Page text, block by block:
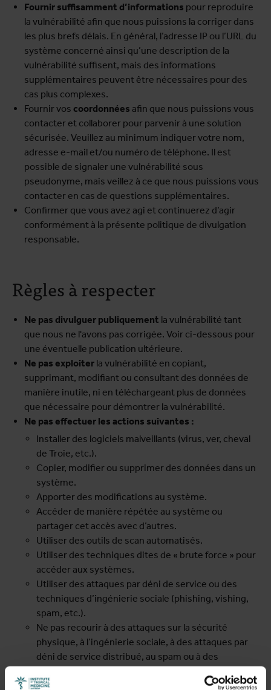
Fournir suffisamment d’informations pour reproduire
la vulnérabilité afin que nous puissions la corriger dans
les plus brefs délais. En général, l’adresse IP ou l’URL du
système concerné ainsi qu’une description de la
vulnérabilité suffisent, mais des informations
supplémentaires peuvent être nécessaires pour des
cas plus complexes.
Fournir vos coordonnées afin que nous puissions vous
contacter et collaborer pour parvenir à une solution
sécurisée. Veuillez au minimum indiquer votre nom,
adresse e-mail et/ou numéro de téléphone. Il est
possible de signaler une vulnérabilité sous
pseudonyme, mais veillez à ce que nous puissions vous
contacter en cas de questions supplémentaires.
Confirmer que vous avez agi et continuerez d’agir
conformément à la présente politique de divulgation
responsable.
Règles à respecter
Ne pas divulguer publiquement la vulnérabilité tant
que nous ne l'avons pas corrigée. Voir ci-dessous pour
une éventuelle publication ultérieure.
Ne pas exploiter la vulnérabilité en copiant,
supprimant, modifiant ou consultant des données de
manière inutile, ni en téléchargeant plus de données
que nécessaire pour démontrer la vulnérabilité.
Ne pas effectuer les actions suivantes :
Installer des logiciels malveillants (virus, ver, cheval
de Troie, etc.).
Copier, modifier ou supprimer des données dans un
système.
Apporter des modifications au système.
Accéder de manière répétée au système ou
partager cet accès avec d’autres.
Utiliser des outils de scan automatisés.
Utiliser des techniques dites de « brute force » pour
accéder aux systèmes.
Utiliser des attaques par déni de service ou des
techniques d’ingénierie sociale (phishing, vishing,
spam, etc.).
Ne pas recourir à des attaques sur la sécurité
physique, à l’ingénierie sociale, à des attaques par
déni de service distribué, au spam ou à des
Supprimer immédiatement toutes les données